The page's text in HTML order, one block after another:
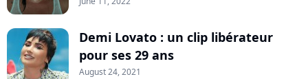
Demi Lovato : un clip libérateur
pour ses 29 ans
August 24, 2021